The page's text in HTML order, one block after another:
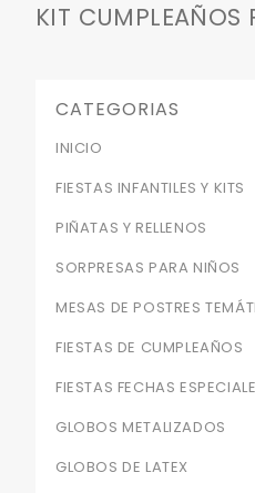
KIT CUMPLEAÑOS
CATEGORIAS
INICIO
FIESTAS INFANTILES Y KITS
PIÑATAS Y RELLENOS
SORPRESAS PARA NIÑOS
MESAS DE POSTRES
FIESTAS DE CUMPLEAÑOS
FIESTAS FECHAS
GLOBOS METALIZADOS
GLOBOS DE LATEX